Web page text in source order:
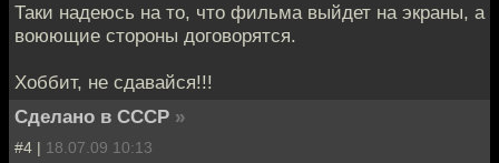
Таки надеюсь на то, что фильма выйдет на экраны, а
воюющие стороны договорятся.
Хоббит, не сдавайся!!!
Сделано в СССР »
#4 | 18.07.09 10:13